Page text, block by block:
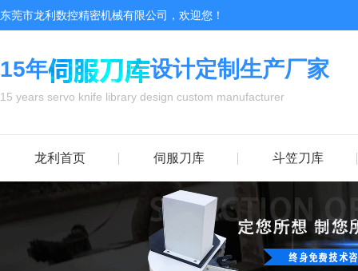
东莞市龙利数控精密机械有限公司，欢迎您！
15年 设计定制生产厂家
15 years servo knife library design custom manufacturer
龙利首页 伺服刀库 斗笠刀库